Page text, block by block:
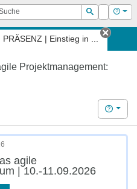
Suchen
Login Hilfe
PRÄSENZ | Einstieg in ...
Tab
Projektmanagement:
Hilfe
agile
| 10.-11.09.2026